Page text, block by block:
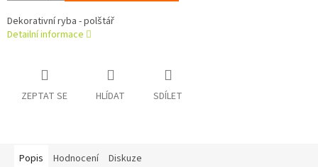
Dekorativní ryba - polštář
Detailní informace
ZEPTAT SE HLÍDAT SDÍLET
Popis Hodnocení Diskuze